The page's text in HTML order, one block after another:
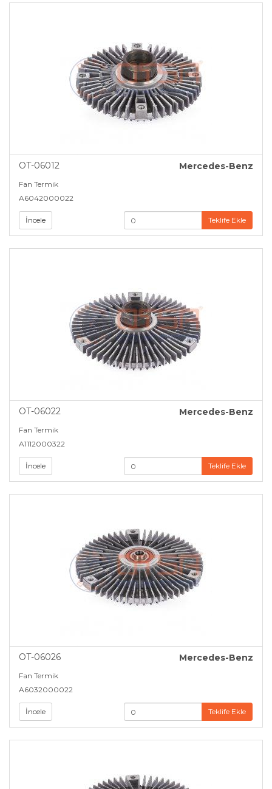
OT-06012 Mercedes-Benz
Fan Termik
A6042000022
İncele Teklife Ekle
OT-06022 Mercedes-Benz
Fan Termik
A1112000322
İncele Teklife Ekle
OT-06026 Mercedes-Benz
Fan Termik
A6032000022
İncele Teklife Ekle